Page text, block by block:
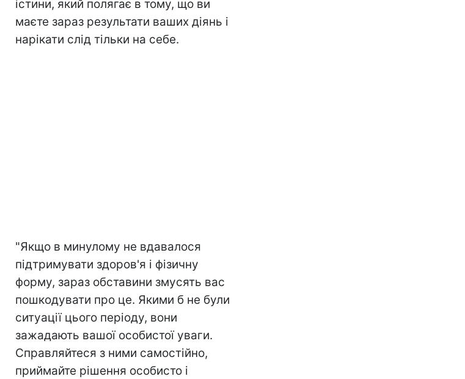
істини, який полягає в тому, що ви
маєте зараз результати ваших діянь і
нарікати слід тільки на себе.
"Якщо в минулому не вдавалося
підтримувати здоров'я і фізичну
форму, зараз обставини змусять вас
пошкодувати про це. Якими б не були
ситуації цього періоду, вони
зажадають вашої особистої уваги.
Справляйтеся з ними самостійно,
приймайте рішення особисто і